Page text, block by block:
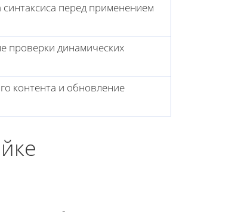
перед применением
проверки динамических
контента и обновление